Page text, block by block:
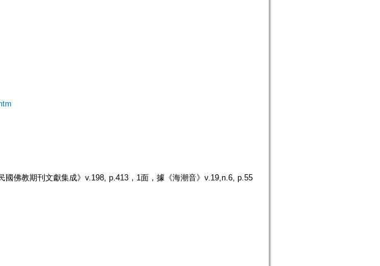
國佛教期刊文獻集成》v.198, p.413，1面，據《海潮音》v.19,n.6, p.55